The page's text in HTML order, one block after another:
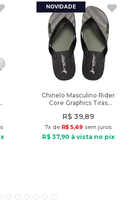
configuração do seu monitor.
Campo New Balance 442 V2
FG Branco
Esportivo
chuteira: Campo
Sintético
interno: Têxtil
Solado: TPU
Cadarço
Chinelo Masculino Rider
Core Graphics Tiras
R$ 39,89
7x de R$ 5,69 sem juros
R$ 37,90 à vista no pix